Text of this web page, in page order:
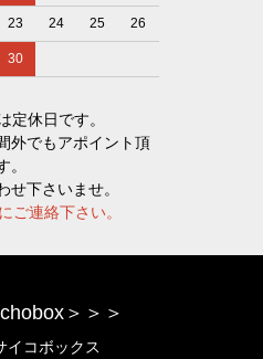
23 24 25 26
30
定休日です。
外でもアポイント頂
。
せ下さいませ。
ご連絡下さい。
＞＞＞
イコボックス